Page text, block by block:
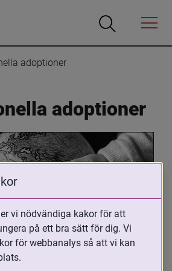
Öppna
Öppna
Menyn
adoptioner
adoptioner
är adopterad,
eller arbetar med
vi nödvändiga kakor för att
på ett bra sätt för dig. Vi
för webbanalys så att vi kan